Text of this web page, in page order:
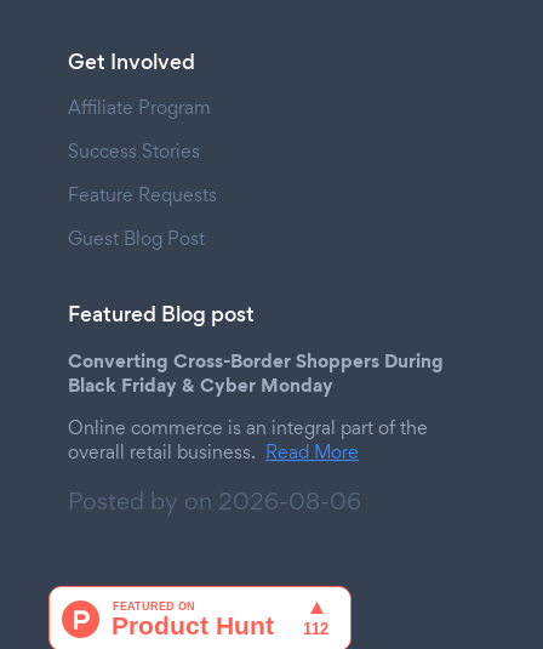
Get Involved
Affiliate Program
Success Stories
Feature Requests
Guest Blog Post
Featured Blog post
Converting Cross-Border Shoppers During
Black Friday & Cyber Monday
Online commerce is an integral part of the
overall retail business. Read More
Posted by on 2026-08-06